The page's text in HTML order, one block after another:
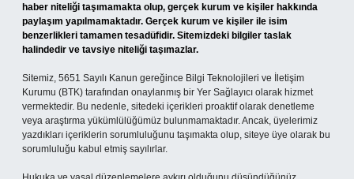
haber niteliği taşımamakta olup, gerçek kurum ve kişiler hakkında
paylaşım yapılmamaktadır. Gerçek kurum ve kişiler ile isim
benzerlikleri tamamen tesadüfidir. Sitemizdeki bilgiler taslak
halindedir ve tavsiye niteliği taşımazlar.
Sitemiz, 5651 Sayılı Kanun gereğince Bilgi Teknolojileri ve İletişim
Kurumu (BTK) tarafından onaylanmış bir Yer Sağlayıcı olarak hizmet
vermektedir. Bu nedenle, sitedeki içerikleri proaktif olarak denetleme
veya araştırma yükümlülüğümüz bulunmamaktadır. Ancak, üyelerimiz
yazdıkları içeriklerin sorumluluğunu taşımakta olup, siteye üye olarak bu
sorumluluğu kabul etmiş sayılırlar.